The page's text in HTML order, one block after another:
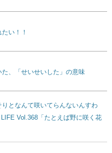
い！！
、「せいせいした」の意味
りとなんて咲いてらんないんすわ
LIFE Vol.368「たとえば野に咲く花